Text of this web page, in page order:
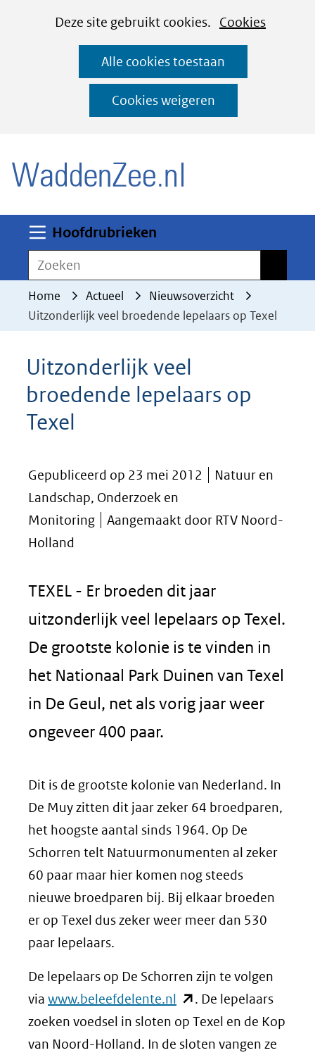
CookiesDeze site gebruikt cookies. Cookies
deze
worden
toegestaan
geweigerd.
Alle cookies toestaan
Cookies weigeren
Ga
naar
de
inhoud
Hoofdrubrieken
Zoeken
Home Actueel
Nieuwsoverzicht
Uitzonderlijk veel broedende lepelaars op Texel
Uitzonderlijk veel
broedende lepelaars op
Texel
Gepubliceerd op 23 mei 2012
Natuur en
Landschap, Onderzoek en
Monitoring
Aangemaakt door RTV Noord-
Holland
TEXEL - Er broeden dit jaar
uitzonderlijk veel lepelaars op Texel.
De grootste kolonie is te vinden in
het Nationaal Park Duinen van Texel
in De Geul, net als vorig jaar weer
ongeveer 400 paar.
Dit is de grootste kolonie van Nederland. In
De Muy zitten dit jaar zeker 64 broedparen,
het hoogste aantal sinds 1964. Op De
Schorren telt Natuurmonumenten al zeker
60 paar maar hier komen nog steeds
nieuwe broedparen bij. Bij elkaar broeden
er op Texel dus zeker weer meer dan 530
paar lepelaars.
De lepelaars op De Schorren zijn te volgen
via www.beleefdelente.nl (opent
in
nieuw
. De lepelaars
zoeken voedsel in sloten op Texel en de Kop
van Noord-Holland. In de sloten vangen ze